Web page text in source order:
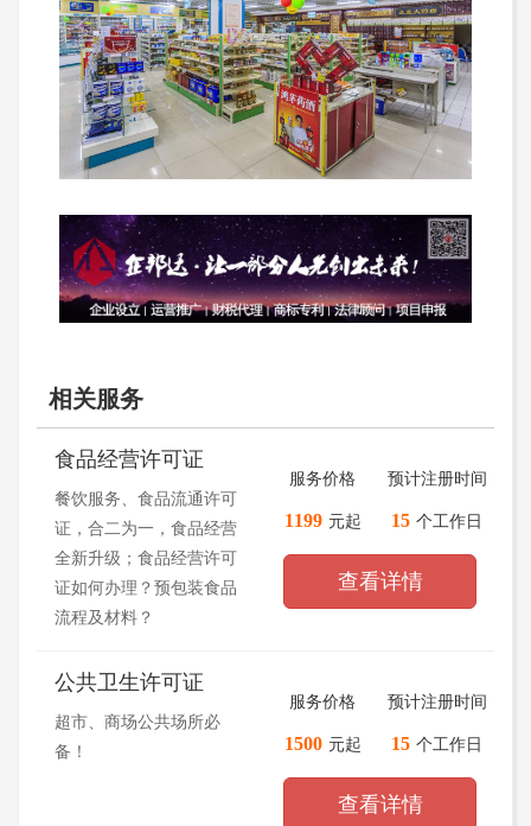
相关服务
食品经营许可证
餐饮服务、食品流通许可
证，合二为一，食品经营
全新升级；食品经营许可
证如何办理？预包装食品
流程及材料？
服务价格
1199 元起
预计注册时间
15 个工作日
查看详情
公共卫生许可证
超市、商场公共场所必
备！
服务价格
1500 元起
预计注册时间
15 个工作日
查看详情